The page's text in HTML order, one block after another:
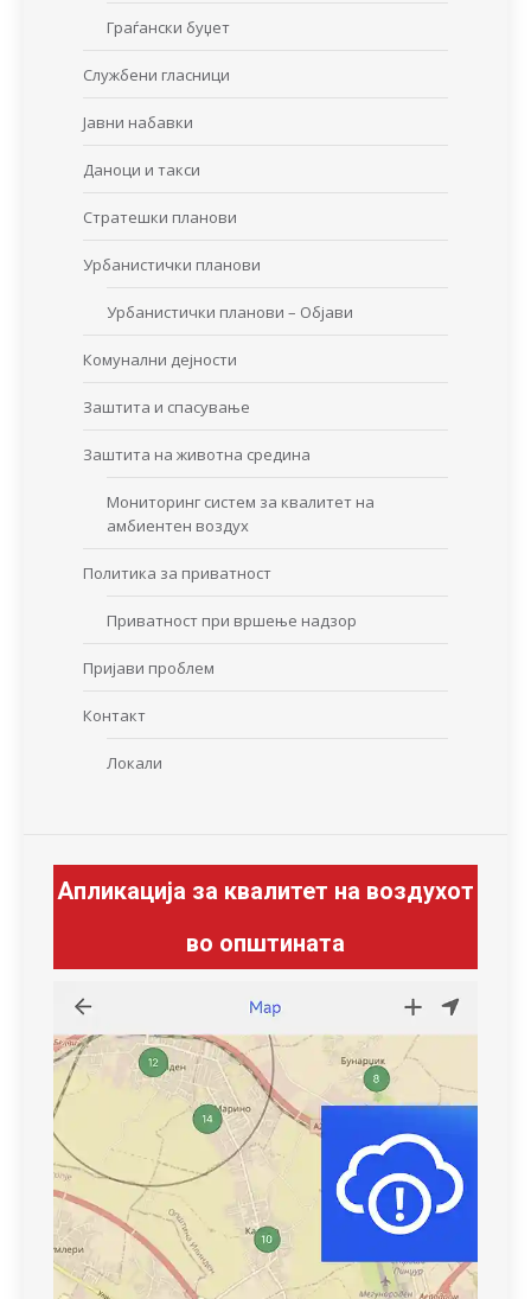
Граѓански буџет
Службени гласници
Јавни набавки
Даноци и такси
Стратешки планови
Урбанистички планови
Урбанистички планови – Објави
Комунални дејности
Заштита и спасување
Заштита на животна средина
Мониторинг систем за квалитет на
амбиентен воздух
Политика за приватност
Приватност при вршење надзор
Пријави проблем
Контакт
Локали
Апликација за квалитет на воздухот
во општината